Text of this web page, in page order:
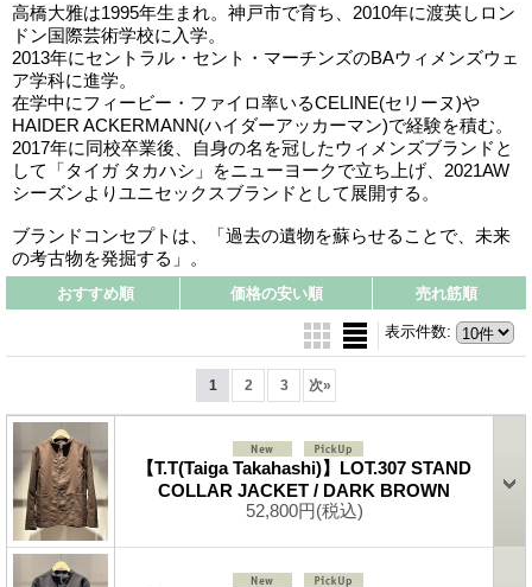
高橋大雅は1995年生まれ。神戸市で育ち、2010年に渡英しロン
ドン国際芸術学校に入学。
2013年にセントラル・セント・マーチンズのBAウィメンズウェ
ア学科に進学。
在学中にフィービー・ファイロ率いるCELINE(セリーヌ)や
HAIDER ACKERMANN(ハイダーアッカーマン)で経験を積む。
2017年に同校卒業後、自身の名を冠したウィメンズブランドと
して「タイガ タカハシ」をニューヨークで立ち上げ、2021AW
シーズンよりユニセックスブランドとして展開する。
ブランドコンセプトは、「過去の遺物を蘇らせることで、未来
の考古物を発掘する」。
おすすめ順 価格の安い順 売れ筋順
表示件数:
1 2 3 次»
【T.T(Taiga Takahashi)】LOT.307 STAND
COLLAR JACKET / DARK BROWN
52,800円(税込)